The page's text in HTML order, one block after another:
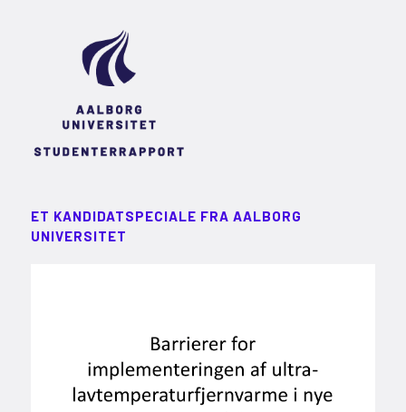
ET KANDIDATSPECIALE FRA AALBORG
UNIVERSITET